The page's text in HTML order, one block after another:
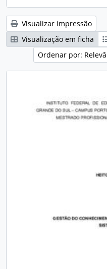
Visualizar impressão
Visualização em ficha
Ordenar por: